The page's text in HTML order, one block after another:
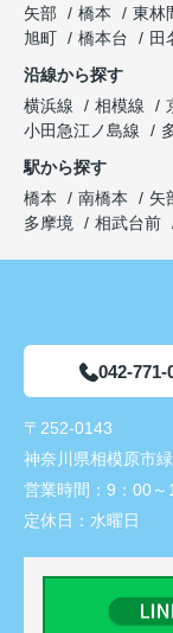
矢部
橋本 東林
旭町
橋本台
田
沿線から探す
横浜線
相模線
小田急江ノ島線
駅から探す
橋本
南橋本 矢
多摩境
相武台前
042-771-
〒252-0143
神奈川県相模原市
営業時間： 9：00～
定休日： 水曜日